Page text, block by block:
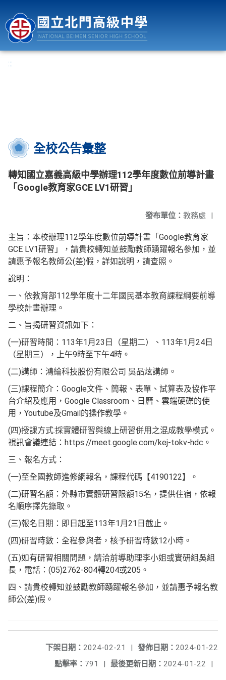
:::
全校公告彙整
轉知國立嘉義高級中學辦理112學年度數位前導計畫
「Google教育家GCE LV1研習」
發布單位： 教務處 |
主旨：本校辦理112學年度數位前導計畫「Google教育家
GCE LV1研習」，請貴校轉知並鼓勵教師踴躍報名參加，並
請惠予報名教師公(差)假，詳如說明，請查照。
說明：
一、依教育部112學年度十二年國民基本教育課程綱要前導
學校計畫辦理。
二、旨揭研習資訊如下：
(一)研習時間：113年1月23日（星期二）、113年1月24日
（星期三），上午9時至下午4時。
(二)講師：鴻綸科技股份有限公司 吳品炫講師。
(三)課程簡介：Google文件、簡報、表單、試算表及協作平
台介紹及應用，Google Classroom、日曆、雲端硬碟的使
用，Youtube及Gmail的操作教學。
(四)授課方式:採實體研習與線上研習併用之混成教學模式。
視訊會議連結：https://meet.google.com/kej-tokv-hdc。
三、報名方式：
(一)至全國教師進修網報名，課程代碼【4190122】。
(二)研習名額：外縣市實體研習限額15名，提供住宿，依報
名順序擇先錄取。
(三)報名日期：即日起至113年1月21日截止。
(四)研習時數：全程參與者，核予研習時數12小時。
(五)如有研習相關問題，請洽前導助理李小姐或實研組吳組
長，電話：(05)2762-804轉204或205。
四、請貴校轉知並鼓勵教師踴躍報名參加，並請惠予報名教
師公(差)假。
發佈日期： 2024-01-22
下架日期： 2024-02-21
|
最後更新日期： 2024-01-22 |
點擊率： 791 |